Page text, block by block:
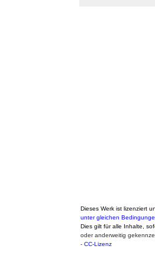
Dieses Werk ist lizenziert
unter gleichen
Dies gilt für alle Inhalte,
oder anderweitig
- CC-Lizenz